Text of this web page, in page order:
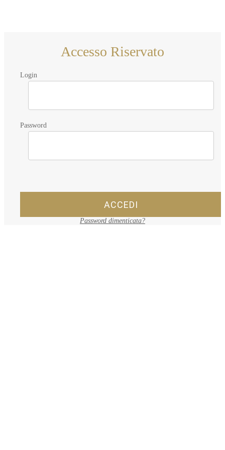
Accesso Riservato
Login
Password
ACCEDI
Password dimenticata?